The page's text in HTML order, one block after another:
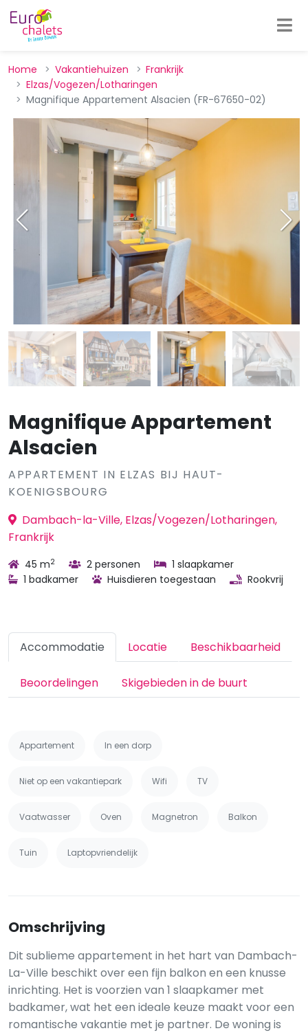
Home Vakantiehuizen
Frankrijk
Elzas/Vogezen/Lotharingen
Magnifique Appartement Alsacien (FR-67650-02)
Magnifique Appartement
Alsacien
APPARTEMENT IN ELZAS BIJ HAUT-
KOENIGSBOURG
Dambach-la-Ville, Elzas/Vogezen/Lotharingen,
Frankrijk
45 m2 2 personen
1 slaapkamer
1 badkamer
Huisdieren toegestaan Rookvrij
Accommodatie Locatie Beschikbaarheid
Beoordelingen Skigebieden in de buurt
Appartement In een dorp
Niet op een vakantiepark Wifi TV
Vaatwasser Oven Magnetron Balkon
Tuin Laptopvriendelijk
Omschrijving
Dit sublieme appartement in het hart van Dambach-
La-Ville beschikt over een fijn balkon en een knusse
inrichting. Het is voorzien van 1 slaapkamer met
badkamer, wat het een ideale keuze maakt voor een
romantische vakantie met je partner. De woning is